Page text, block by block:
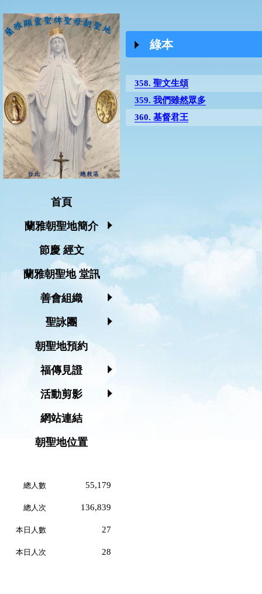
首頁
蘭雅朝聖地簡介
節慶 經文
蘭雅朝聖地 堂訊
善會組織
聖詠團
朝聖地預約
福傳見證
活動剪影
網站連結
朝聖地位置
總人數 55,179
總人次 136,839
本日人數 27
本日人次 28
綠本
358. 聖文生頌
359. 我們雖然眾多
360. 基督君王